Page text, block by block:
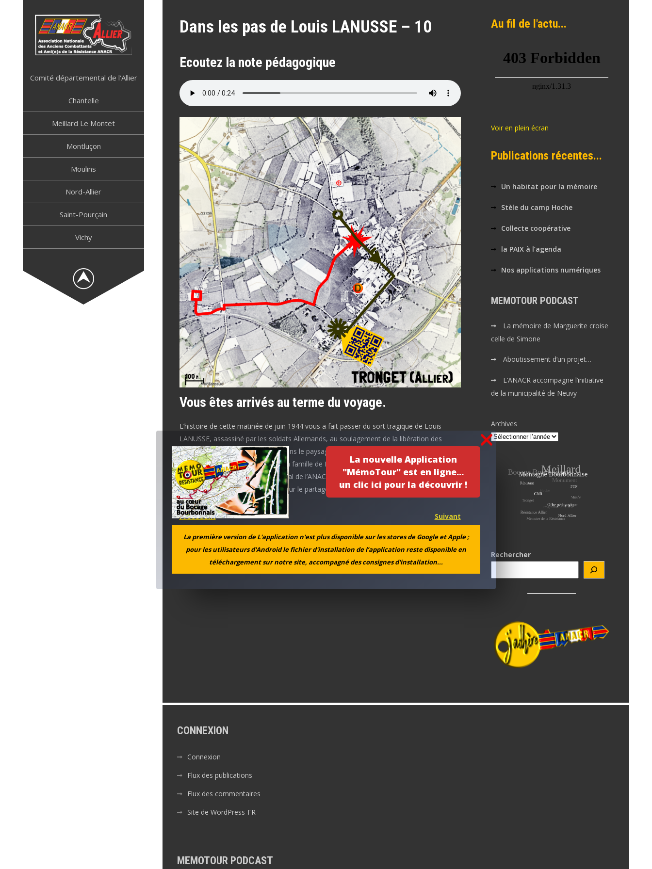
La nouvelle Application
"MémoTour" est en ligne...
un clic ici pour la découvrir !
La première version de L'application n'est plus disponible sur les stores de Google et Apple ;
pour les utilisateurs d'Android le fichier d'installation de l’application reste disponible en
téléchargement sur notre site, accompagné des consignes d'installation...
Comité départemental de l’Allier
Chantelle
Meillard Le Montet
Montluçon
Moulins
Nord-Allier
Saint-Pourçain
Vichy
Dans les pas de Louis LANUSSE – 10
Ecoutez la note pédagogique
Vous êtes arrivés au terme du voyage.
L’histoire de cette matinée de juin 1944 vous a fait passer du sort tragique de Louis
LANUSSE, assassiné par les soldats Allemands, au soulagement de la libération des
otages quelques heurs plus tard dans le paysage du village d’autrefois…Les écoliers
trongétois et leurs enseignantes, la famille de Louis LANUSSE qui est venue à leur
rencontre et l’équipe du comité local de l’ANACR Meillard-Le Montet ont pris grand plaisir
à concevoir et réaliser ce projet pour le partager avec vous !
Précédent Suivant
Au fil de l'actu...
Voir en plein écran
Publications récentes...
Un habitat pour la mémoire
Stèle du camp Hoche
Collecte coopérative
la PAIX à l’agenda
Nos applications numériques
MEMOTOUR PODCAST
La mémoire de Marguerite croise
celle de Simone
Aboutissement d’un projet…
L’ANACR accompagne l’initiative
de la municipalité de Neuvy
Archives
Rechercher
CONNEXION
Connexion
Flux des publications
Flux des commentaires
Site de WordPress-FR
MEMOTOUR PODCAST